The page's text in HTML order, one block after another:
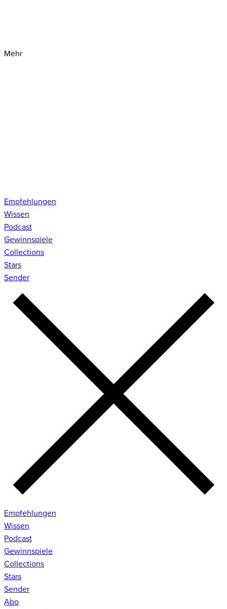
Mehr
Empfehlungen
Wissen
Podcast
Gewinnspiele
Collections
Stars
Sender
Empfehlungen
Wissen
Podcast
Gewinnspiele
Collections
Stars
Sender
Abo